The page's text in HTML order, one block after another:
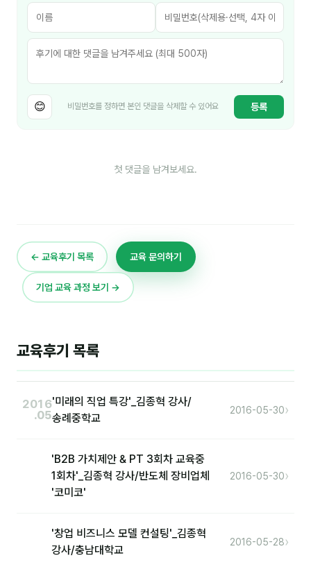
노준영
민광동
박혜랑
이상미
이미루
이인우
임아라
전승빈
😊 비밀번호를 정하면 본인 댓글을 삭제할 수 있어요 등록
첫 댓글을 남겨보세요.
← 교육후기 목록 교육 문의하기
기업 교육 과정 보기 →
교육후기 목록
2016
.05
'미래의 직업 특강'_김종혁 강사/
송례중학교
2016-05-30›
'B2B 가치제안 & PT 3회차 교육중
1회차'_김종혁 강사/반도체 장비업체
'코미코'
2016-05-30›
'창업 비즈니스 모델 컨설팅'_김종혁
강사/충남대학교
2016-05-28›